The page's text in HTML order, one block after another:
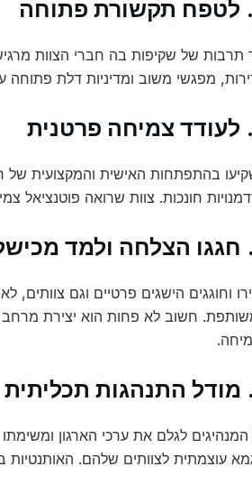
לטפח תקשורת פתוחה
תרבות של שקיפות בה חברי הצוות
מפגשי משוב ומדיניות דלת פתוחה
לעודד צמיחה פרטנית
בהתפתחות האישית והמקצועית של
חונכות. צוות שרואה פוטנציאל
חגגו הצלחה ולמד
וחוגגים הישגים פרטיים וגם
חשוב לא פחות הוא יצירת מרחב
מודל התנהגות תכליתית
לגלם את ערכי הארגון
עוצמתית לצוותים שלהם. האותנטיות